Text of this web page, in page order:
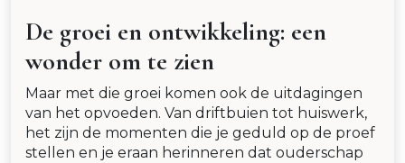
De groei en ontwikkeling: een
wonder om te zien
Maar met die groei komen ook de uitdagingen
van het opvoeden. Van driftbuien tot huiswerk,
het zijn de momenten die je geduld op de proef
stellen en je eraan herinneren dat ouderschap